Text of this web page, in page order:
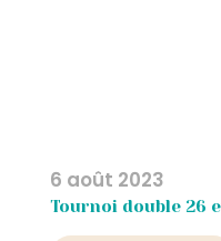
6 août 2023
Tournoi double 26